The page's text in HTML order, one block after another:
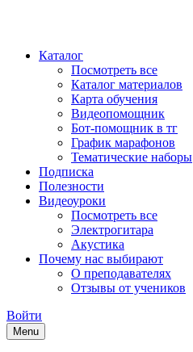
Каталог
Посмотреть все
Каталог материалов
Карта обучения
Видеопомощник
Бот-помощник в тг
График марафонов
Тематические наборы
Подписка
Полезности
Видеоуроки
Посмотреть все
Электрогитара
Акустика
Почему нас выбирают
О преподавателях
Отзывы от учеников
Войти
Menu